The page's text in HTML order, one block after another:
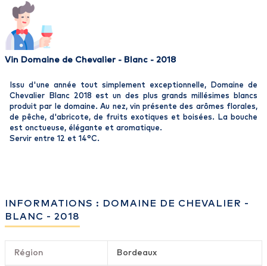
Vin Domaine de Chevalier - Blanc - 2018
Issu d'une année tout simplement exceptionnelle, Domaine de
Chevalier Blanc 2018 est un des plus grands millésimes blancs
produit par le domaine. Au nez, vin présente des arômes florales,
de pêche, d'abricote, de fruits exotiques et boisées. La bouche
est onctueuse, élégante et aromatique.
Servir entre 12 et 14°C.
INFORMATIONS : DOMAINE DE CHEVALIER -
BLANC - 2018
Région Bordeaux